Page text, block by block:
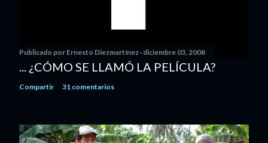
Publicado por Ernesto Diezmartínez diciembre 03, 2008
... ¿CÓMO SE LLAMÓ LA PELÍCULA?
Compartir 31 comentarios